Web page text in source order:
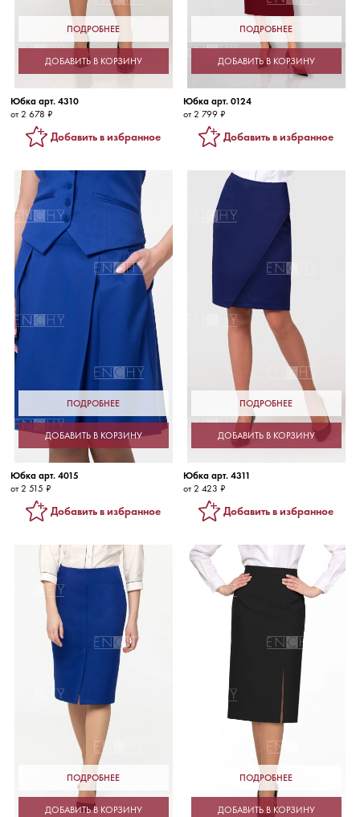
ПОДРОБНЕЕ
ДОБАВИТЬ В КОРЗИНУ
Юбка арт. 4310
от 2 678 ₽
Добавить в избранное
ПОДРОБНЕЕ
ДОБАВИТЬ В КОРЗИНУ
Юбка арт. 0124
от 2 799 ₽
Добавить в избранное
ПОДРОБНЕЕ
ДОБАВИТЬ В КОРЗИНУ
Юбка арт. 4015
от 2 515 ₽
Добавить в избранное
ПОДРОБНЕЕ
ДОБАВИТЬ В КОРЗИНУ
Юбка арт. 4311
от 2 423 ₽
Добавить в избранное
ПОДРОБНЕЕ
ДОБАВИТЬ В КОРЗИНУ
ПОДРОБНЕЕ
ДОБАВИТЬ В КОРЗИНУ